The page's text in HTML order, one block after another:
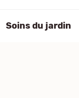
Soins du jardin